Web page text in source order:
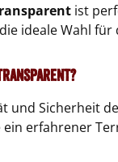
ist
ideale Wahl
und Sicherheit
ein erfahrener